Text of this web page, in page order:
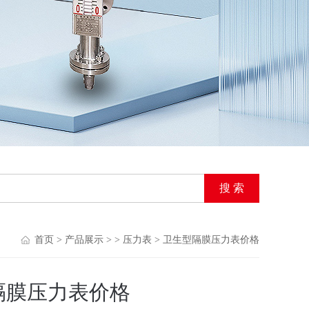
首页 > 产品展示 > > 压力表 > 卫生型隔膜压力表价格
膜压力表价格